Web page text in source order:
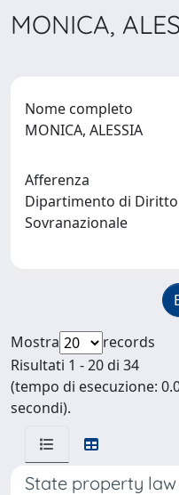
MONICA,
Nome completo
MONICA, ALESSIA
Afferenza
Dipartimento di
Sovranazionale
Mostra
records
Risultati 1 - 20 di 34
(tempo di esecuzione:
secondi).
State property